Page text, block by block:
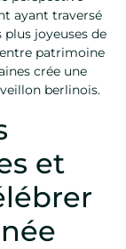
ayant traversé
joyeuses de
patrimoine
crée une
berlinois.
et